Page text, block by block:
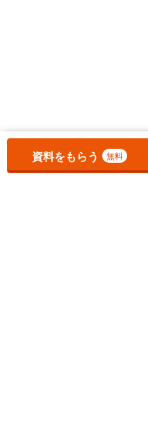
お気に入りに追加しました。
資料をもらう 無料